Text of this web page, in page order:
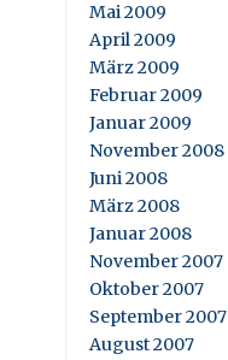
Mai 2009
April 2009
März 2009
Februar 2009
Januar 2009
November 2008
Juni 2008
März 2008
Januar 2008
November 2007
Oktober 2007
September 2007
August 2007